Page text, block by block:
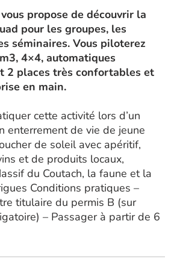
propose de découvrir la
pour les groupes, les
séminaires. Vous piloterez
4×4, automatiques
2 places très confortables et
en main.
cette activité lors d’un
enterrement de vie de jeune
de soleil avec apéritif,
et de produits locaux,
du Coutach, la faune et la
Conditions pratiques –
titulaire du permis B (sur
– Passager à partir de 6